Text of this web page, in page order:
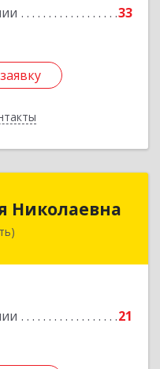
33
Николаевна
21
обл.,